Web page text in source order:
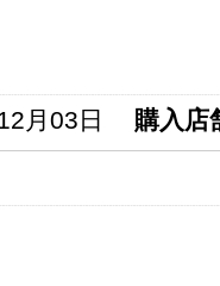
月03日 購入店